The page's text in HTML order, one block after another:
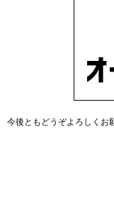
今後ともどうぞよろしくお